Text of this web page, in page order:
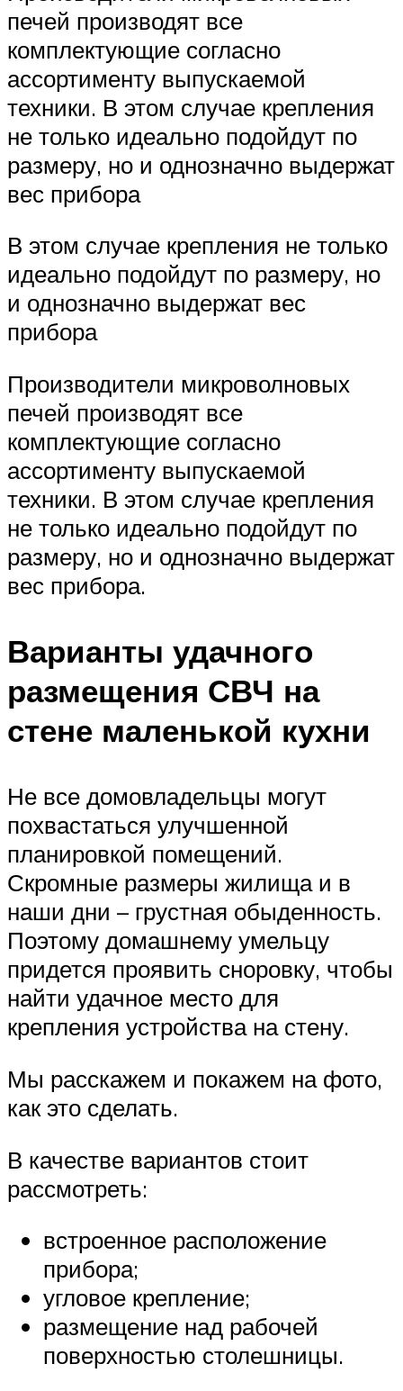
печей производят все
комплектующие согласно
ассортименту выпускаемой
техники. В этом случае крепления
не только идеально подойдут по
размеру, но и однозначно выдержат
вес прибора
В этом случае крепления не только
идеально подойдут по размеру, но
и однозначно выдержат вес
прибора
Производители микроволновых
печей производят все
комплектующие согласно
ассортименту выпускаемой
техники. В этом случае крепления
не только идеально подойдут по
размеру, но и однозначно выдержат
вес прибора.
Варианты удачного
размещения СВЧ на
стене маленькой кухни
Не все домовладельцы могут
похвастаться улучшенной
планировкой помещений.
Скромные размеры жилища и в
наши дни – грустная обыденность.
Поэтому домашнему умельцу
придется проявить сноровку, чтобы
найти удачное место для
крепления устройства на стену.
Мы расскажем и покажем на фото,
как это сделать.
В качестве вариантов стоит
рассмотреть:
встроенное расположение
прибора;
угловое крепление;
размещение над рабочей
поверхностью столешницы.